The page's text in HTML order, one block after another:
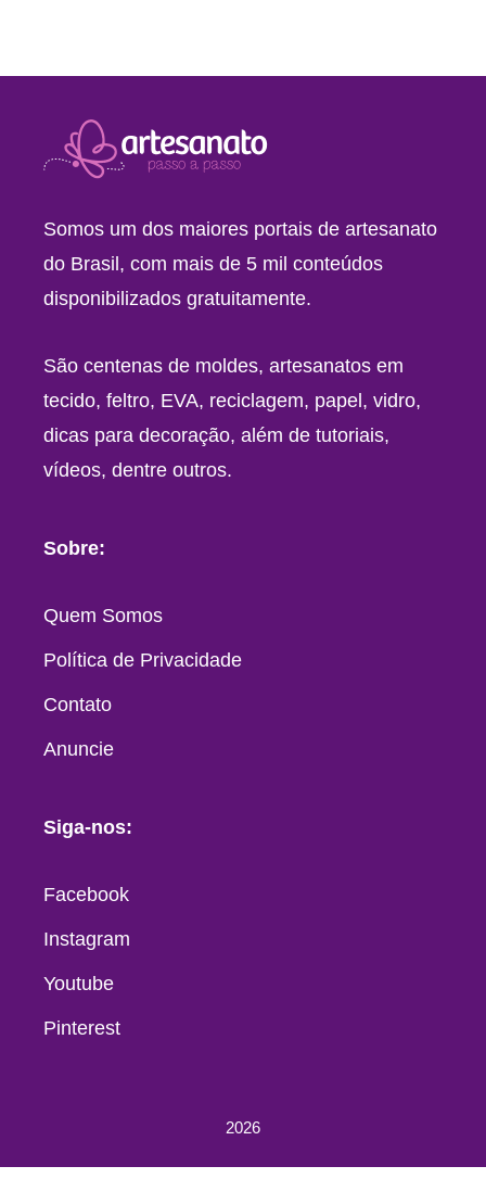
Somos um dos maiores portais de artesanato
do Brasil, com mais de 5 mil conteúdos
disponibilizados gratuitamente.
São centenas de moldes, artesanatos em
tecido, feltro, EVA, reciclagem, papel, vidro,
dicas para decoração, além de tutoriais,
vídeos, dentre outros.
Sobre:
Quem Somos
Política de Privacidade
Contato
Anuncie
Siga-nos:
Facebook
Instagram
Youtube
Pinterest
2026